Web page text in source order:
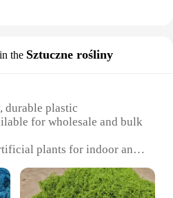
the Sztuczne rośliny
durable plastic
for wholesale and bulk
plants for indoor and
lifelike appearance
aesthetics in gardens,